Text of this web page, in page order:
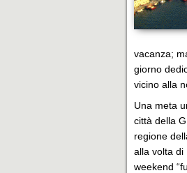
vacanza;
giorno
vicino alla
Una meta
città della
regione
alla volta di
weekend